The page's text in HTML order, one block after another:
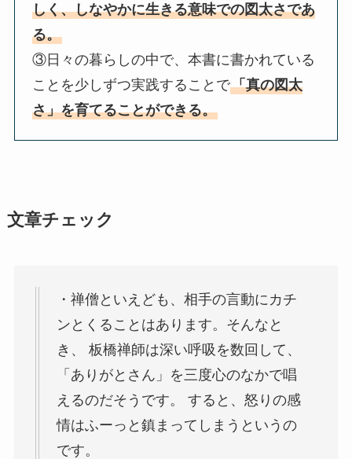
しく、しなやかに生きる意味での図太さであ
る。
③日々の暮らしの中で、本書に書かれている
ことを少しずつ実践することで「真の図太
さ」を育てることができる。
文章チェック
・禅僧といえども、相手の言動にカチ
ンとくることはあります。そんなと
き、 板橋禅師は深い呼吸を数回して、
「ありがとさん」を三度心のなかで唱
えるのだそうです。 すると、怒りの感
情はふーっと鎮まってしまうというの
です。